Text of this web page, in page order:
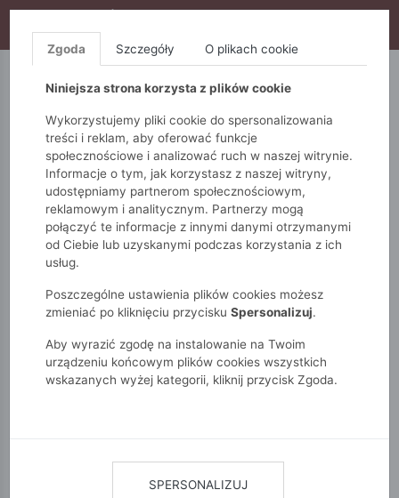
S10), DODATKOWE 15% ZA 3SZT (KOD: S15)
5.10.15. QUIOSQUE
Monnari Zobacz wszystko
Sukienki i kombinezony
Midi
Zgoda Szczegóły O plikach cookie
Niniejsza strona korzysta z plików cookie
Wykorzystujemy pliki cookie do spersonalizowania
treści i reklam, aby oferować funkcje
społecznościowe i analizować ruch w naszej witrynie.
Informacje o tym, jak korzystasz z naszej witryny,
udostępniamy partnerom społecznościowym,
reklamowym i analitycznym. Partnerzy mogą
połączyć te informacje z innymi danymi otrzymanymi
od Ciebie lub uzyskanymi podczas korzystania z ich
usług.
Poszczególne ustawienia plików cookies możesz
zmieniać po kliknięciu przycisku Spersonalizuj.
Aby wyrazić zgodę na instalowanie na Twoim
urządzeniu końcowym plików cookies wszystkich
wskazanych wyżej kategorii, kliknij przycisk Zgoda.
SPERSONALIZUJ